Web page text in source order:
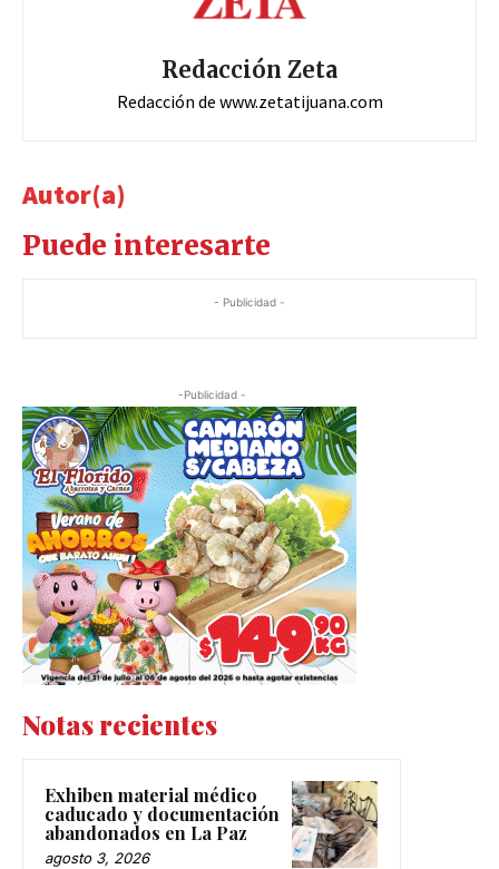
Redacción Zeta
Redacción de www.zetatijuana.com
Autor(a)
Puede interesarte
- Publicidad -
-Publicidad -
Notas recientes
Exhiben material médico
caducado y documentación
abandonados en La Paz
agosto 3, 2026